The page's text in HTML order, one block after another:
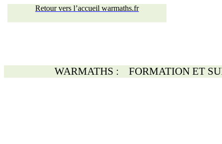
Retour vers l’accueil warmaths.fr
WARMATHS : FORMATION ET